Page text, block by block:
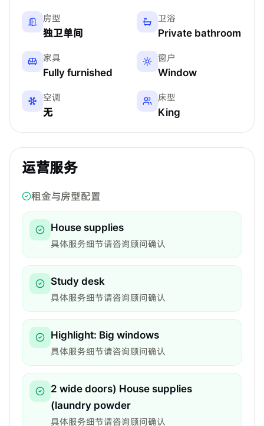
房型
独卫单间
卫浴
Private bathroom
家具
Fully furnished
窗户
Window
空调
无
床型
King
运营服务
租金与房型配置
House supplies
具体服务细节请咨询顾问确认
Study desk
具体服务细节请咨询顾问确认
Highlight: Big windows
具体服务细节请咨询顾问确认
2 wide doors) House supplies
(laundry powder
具体服务细节请咨询顾问确认